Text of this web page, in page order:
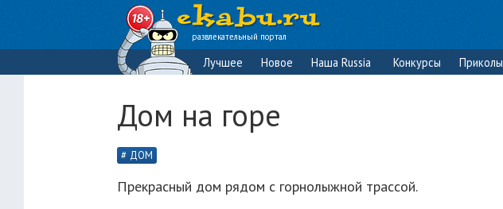
развлекательный портал
Лучшее Новое Наша Russia Конкурсы Приколы
Дом на горе
ДОМ
Прекрасный дом рядом с горнолыжной трассой.